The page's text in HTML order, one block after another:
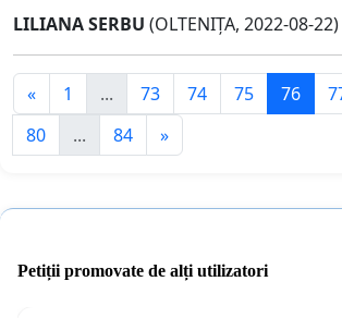
LILIANA SERBU (OLTENIȚA, 2022-08-22)
« 1 ... 73 74 75 76
80
... 84 »
Petiții promovate de alți utilizatori